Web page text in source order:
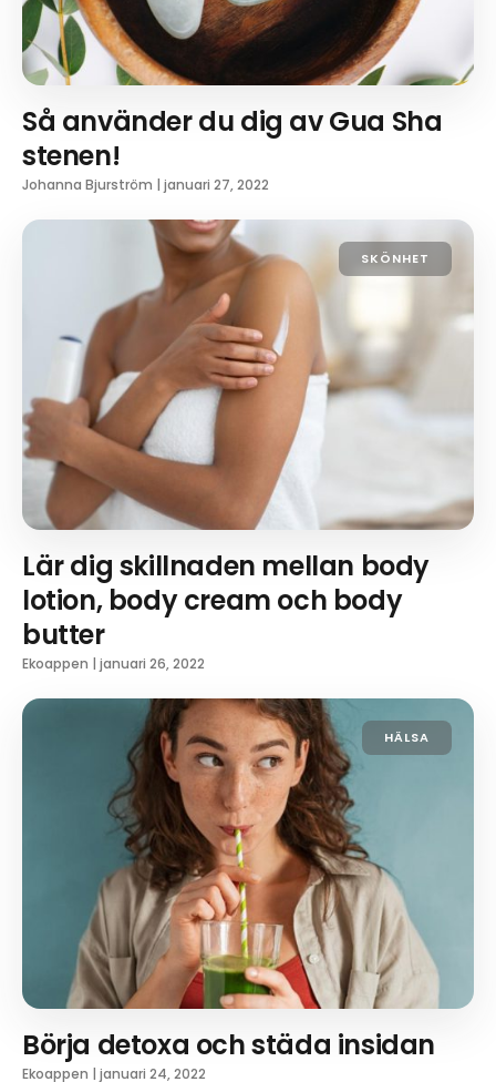
Så använder du dig av Gua Sha
stenen!
Johanna Bjurström | januari 27, 2022
SKÖNHET
Lär dig skillnaden mellan body
lotion, body cream och body
butter
Ekoappen | januari 26, 2022
HÄLSA
Börja detoxa och städa insidan
Ekoappen | januari 24, 2022